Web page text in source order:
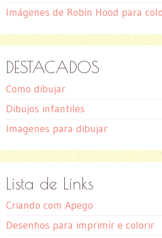
Imágenes de Robin Hood para
DESTACADOS
Como dibujar
Dibujos infantiles
Imagenes para dibujar
Lista de Links
Criando com Apego
Desenhos para imprimir e colorir